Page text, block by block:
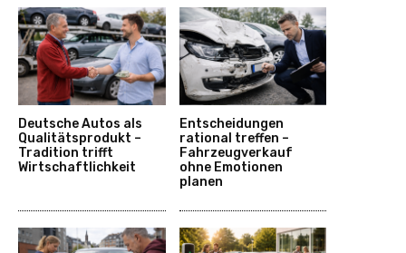
Deutsche Autos als
Qualitätsprodukt –
Tradition trifft
Wirtschaftlichkeit
Entscheidungen
rational treffen –
Fahrzeugverkauf
ohne Emotionen
planen